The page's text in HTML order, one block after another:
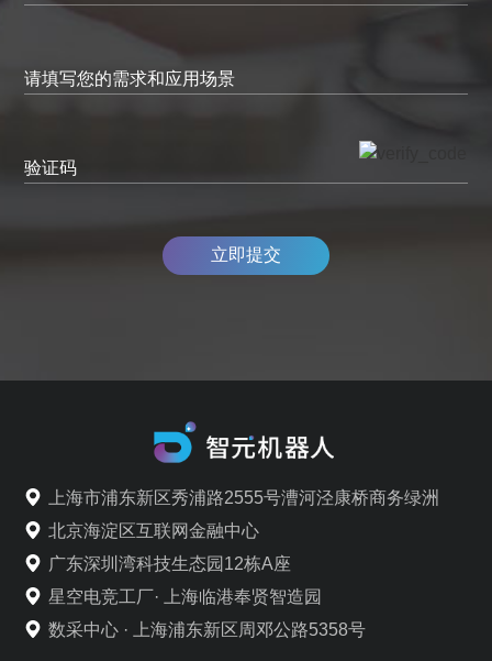
请填写您的需求和应用场景
验证码
立即提交
上海市浦东新区秀浦路2555号漕河泾康桥商务绿洲
北京海淀区互联网金融中心
广东深圳湾科技生态园12栋A座
星空电竞工厂· 上海临港奉贤智造园
数采中心 · 上海浦东新区周邓公路5358号